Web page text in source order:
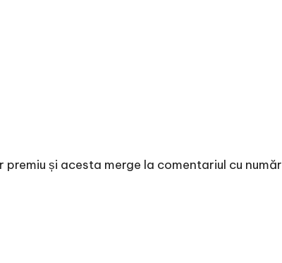
și acesta merge la comentariul cu